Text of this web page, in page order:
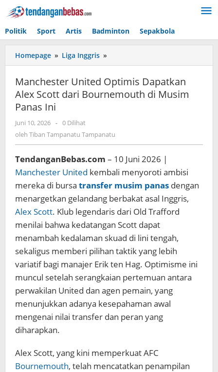
Lewati
ke
Politik Sport Artis Badminton Sepakbola
Homepage » Liga Inggris »
United
Optimis
Dapatkan
Alex
di
Musim
Panas
Ini
Manchester United Optimis Dapatkan
Alex Scott dari Bournemouth di Musim
Panas Ini
Juni 10, 2026 oleh
Tiban
Tampanatu
- 0 Dilihat
oleh Tiban Tampanatu Tampanatu
TendanganBebas.com – 10 Juni 2026 |
Manchester United kembali menyoroti ambisi
mereka di bursa transfer musim panas dengan
menargetkan gelandang berbakat asal Inggris,
Alex Scott. Klub legendaris dari Old Trafford
menilai bahwa kedatangan Scott dapat
menambah kedalaman skuad di lini tengah,
sekaligus memberi pilihan taktik yang lebih
variatif bagi manajer Erik ten Hag. Optimisme ini
muncul setelah serangkaian pertemuan antara
perwakilan United dan agen pemain, yang
menunjukkan adanya kesepahaman awal
mengenai nilai transfer dan peran yang
diharapkan.
Alex Scott, yang kini memperkuat AFC
Bournemouth, telah mencatatkan penampilan